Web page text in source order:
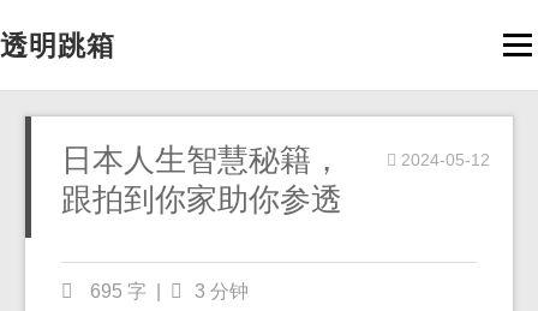
透明跳箱
日本人生智慧秘籍，
跟拍到你家助你参透
2024-05-12
695 字 3 分钟